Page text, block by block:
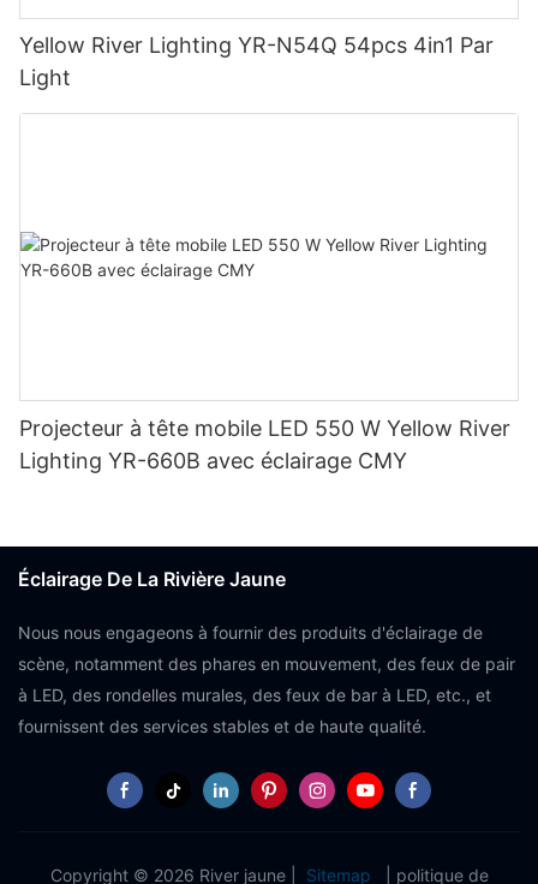
Yellow River Lighting YR-N54Q 54pcs 4in1 Par
Light
Projecteur à tête mobile LED 550 W Yellow River
Lighting YR-660B avec éclairage CMY
Éclairage De La Rivière Jaune
Nous nous engageons à fournir des produits d'éclairage de
scène, notamment des phares en mouvement, des feux de pair
à LED, des rondelles murales, des feux de bar à LED, etc., et
fournissent des services stables et de haute qualité.
Copyright © 2026 River jaune | Sitemap politique de